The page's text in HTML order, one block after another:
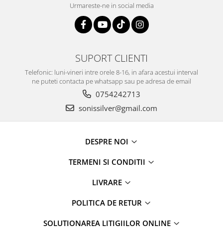
Urmareste-ne in social media
SUPORT CLIENTI
Telefonic: luni-vineri intre orele 8-16, in afara acestui interval
ne puteti contacta pe whatsapp sau pe adresa de email
0754242713
sonissilver@gmail.com
DESPRE NOI
TERMENI SI CONDITII
LIVRARE
POLITICA DE RETUR
SOLUTIONAREA LITIGIILOR ONLINE